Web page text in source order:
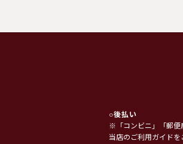
○後払い
※「コンビニ」「郵便
当店のご利用ガイド